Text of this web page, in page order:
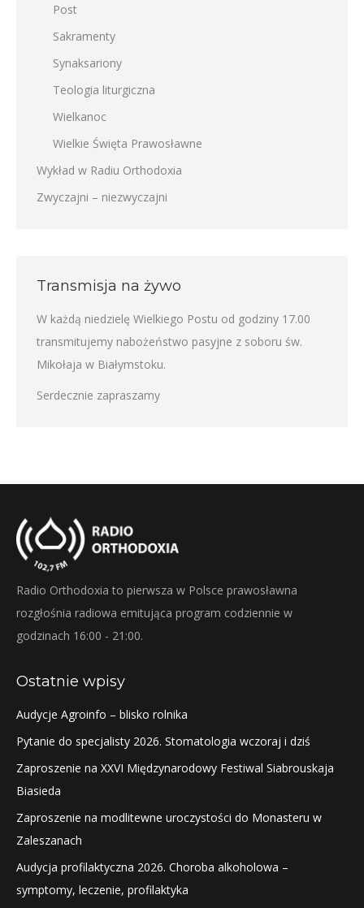
Post
Sakramenty
Synaksariony
Teologia liturgiczna
Wielkanoc
Wielkie Święta Prawosławne
Wykład w Radiu Orthodoxia
Zwyczajni – niezwyczajni
Transmisja na żywo
W każdą niedzielę Wielkiego Postu od godziny 17.00
transmitujemy nabożeństwo pasyjne z soboru św.
Mikołaja w Białymstoku.
Serdecznie zapraszamy
Radio Orthodoxia to pierwsza w Polsce prawosławna
rozgłośnia radiowa emitująca program codziennie w
godzinach 16:00 - 21:00.
Ostatnie wpisy
Audycje Agroinfo – blisko rolnika
Pytanie do specjalisty 2026. Stomatologia wczoraj i dziś
Zaproszenie na XXVI Międzynarodowy Festiwal Siabrouskaja
Biasieda
Zaproszenie na modlitewne uroczystości do Monasteru w
Zaleszanach
Audycja profilaktyczna 2026. Choroba alkoholowa –
symptomy, leczenie, profilaktyka